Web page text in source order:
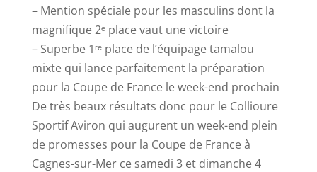
– Mention spéciale pour les masculins dont la
magnifique 2ᵉ place vaut une victoire
– Superbe 1ʳᵉ place de l’équipage tamalou
mixte qui lance parfaitement la préparation
pour la Coupe de France le week-end prochain
De très beaux résultats donc pour le Collioure
Sportif Aviron qui augurent un week-end plein
de promesses pour la Coupe de France à
Cagnes-sur-Mer ce samedi 3 et dimanche 4